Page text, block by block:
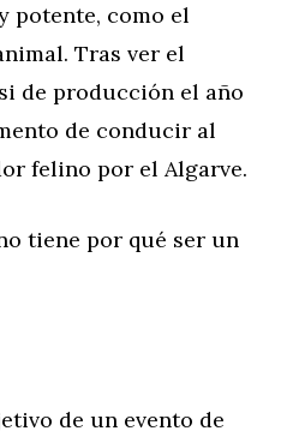
potente, como el
Tras ver el
de producción el año
de conducir al
felino por el Algarve.
tiene por qué ser un
de un evento de